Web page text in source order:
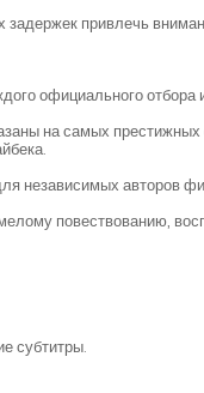
привлечь
официального отбора
на самых
независимых авторов
повествованию,
субтитры.